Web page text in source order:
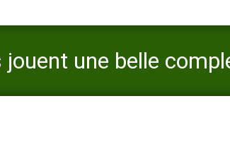
une belle